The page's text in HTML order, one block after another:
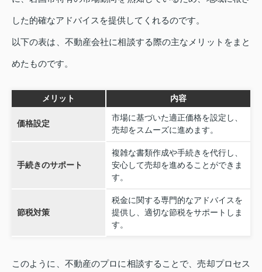
した的確なアドバイスを提供してくれるのです。
以下の表は、不動産会社に相談する際の主なメリットをまと
めたものです。
メリット 内容
価格設定
市場に基づいた適正価格を設定し、
売却をスムーズに進めます。
手続きのサポート
複雑な書類作成や手続きを代行し、
安心して売却を進めることができま
す。
節税対策
税金に関する専門的なアドバイスを
提供し、適切な節税をサポートしま
す。
このように、不動産のプロに相談することで、売却プロセス